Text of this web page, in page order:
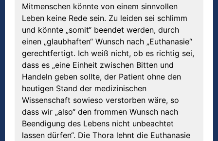
Mitmenschen könnte von einem sinnvollen
Leben keine Rede sein. Zu leiden sei schlimm
und könnte „somit“ beendet werden, durch
einen „glaubhaften“ Wunsch nach „Euthanasie“
gerechtfertigt. Ich weiß nicht, ob es richtig sei,
dass es „eine Einheit zwischen Bitten und
Handeln geben sollte, der Patient ohne den
heutigen Stand der medizinischen
Wissenschaft sowieso verstorben wäre, so
dass wir „also“ den frommen Wunsch nach
Beendigung des Lebens nicht unbeachtet
lassen dürfen“. Die Thora lehnt die Euthanasie